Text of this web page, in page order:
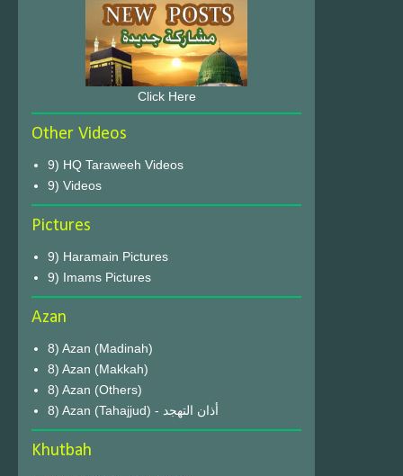
Click Here
Other Videos
9) HQ Taraweeh Videos
9) Videos
Pictures
9) Haramain Pictures
9) Imams Pictures
Azan
8) Azan (Madinah)
8) Azan (Makkah)
8) Azan (Others)
8) Azan (Tahajjud) - أذان التهجد
Khutbah